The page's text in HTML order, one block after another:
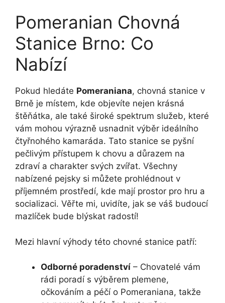
Pomeranian Chovná
Stanice Brno: Co
Nabízí
Pokud hledáte Pomeraniana, chovná stanice v
Brně je místem, kde objevíte nejen krásná
štěňátka, ale také široké spektrum služeb, které
vám mohou výrazně usnadnit výběr ideálního
čtyřnohého kamaráda. Tato stanice se pyšní
pečlivým přístupem k chovu a důrazem na
zdraví a charakter svých zvířat. Všechny
nabízené pejsky si můžete prohlédnout v
příjemném prostředí, kde mají prostor pro hru a
socializaci. Věřte mi, uvidíte, jak se váš budoucí
mazlíček bude blýskat radostí!
Mezi hlavní výhody této chovné stanice patří:
Odborné poradenství – Chovatelé vám
rádi poradí s výběrem plemene,
očkováním a péčí o Pomeraniana, takže